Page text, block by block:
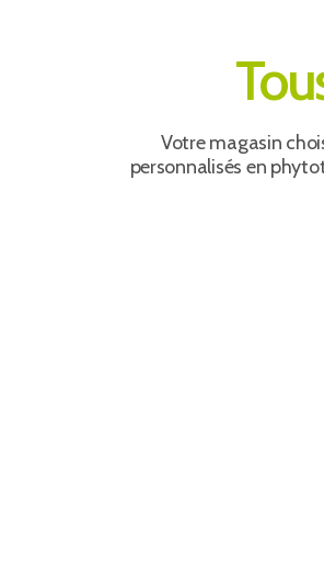
Votre magasin
personnalisés en